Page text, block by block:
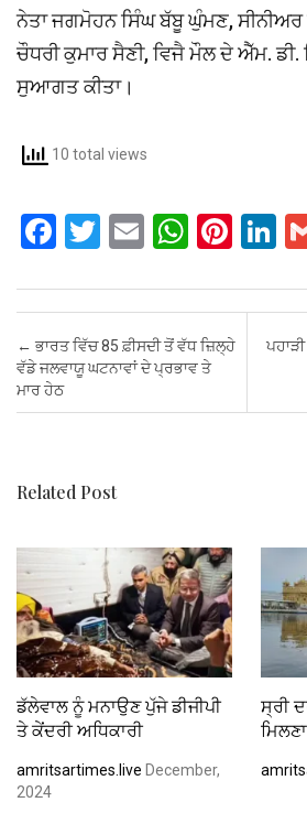
ਨੇਤਾ ਜਗਮੋਹਨ ਸਿੰਘ ਬੱਬੂ ਘੁੰਮਣ, ਸੀਨੀਅਰ
ਚੌਧਰੀ ਕੁਮਾਰ ਸੈਣੀ, ਵਿਜੈ ਮੌਲ ਦੇ ਐੱਮ. ਡੀ.
ਸੁਆਗਤ ਕੀਤਾ।
10 total views
F
ce
b
o
o
T
tt
er
E
ail
W
at
s
A
p
Pi
er
es
Li
dI
Post navigation
← ਭਾਰਤ ਵਿੱਚ 85 ਫ਼ੀਸਦੀ ਤੋਂ ਵੱਧ ਜ਼ਿਲ੍ਹੇ
ਵੱਡੇ ਜਲਵਾਯੂ ਘਟਨਾਵਾਂ ਦੇ ਪ੍ਰਭਾਵ ਤੇ
ਮਾਰ ਹੇਠ
Related Post
ਡੱਲੇਵਾਲ ਨੂੰ ਮਨਾਉਣ ਪੁੱਜੇ ਡੀਜੀਪੀ
ਤੇ ਕੇਂਦਰੀ ਅਧਿਕਾਰੀ
amritsartimes.live December,
2024
ਸ੍ਰੀ